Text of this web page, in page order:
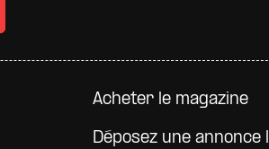
Pied de page
Acheter le magazine
Déposez une annonce